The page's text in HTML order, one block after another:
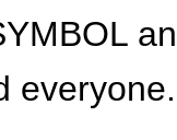
everyone.